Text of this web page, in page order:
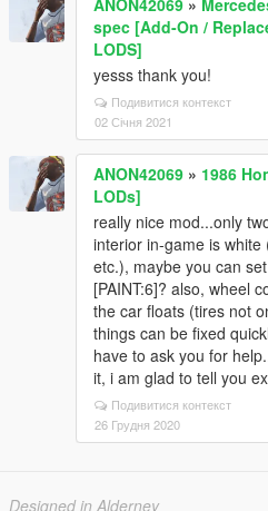
ANON42069 »
spec [Add-On /
LODS]
yesss thank you!
Подивитися контекст
02 Січня 2021
ANON42069 » 1986
LODs]
really nice mod...only
interior in-game is
etc.), maybe you can
[PAINT:6]? also, wheel
the car floats (tires not
things can be fixed
have to ask you for
it, i am glad to tell you
Подивитися контекст
26 Грудня 2020
Designed in Alderney